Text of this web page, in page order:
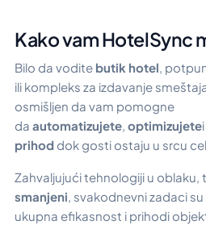
Kako vam HotelSync
Bilo da vodite butik hotel ,
ili kompleks za izdavanje
osmišljen da vam pomogne
da automatizujete optimizujetei
prihod dok gosti ostaju u srcu
Zahvaljujući tehnologiji u oblaku,
smanjeni, svakodnevni zadaci
ukupna efikasnost i prihodi